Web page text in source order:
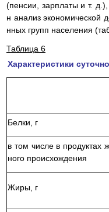
(пенсии, зарплаты и т.
н анализ экономической
нных групп населения
Таблица 6
Характеристики
Белки, г
в том числе в продуктах
ного происхождения
Жиры, г